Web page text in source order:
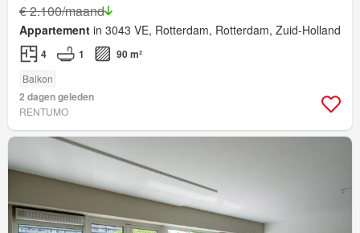
€ 2.100/maand
Appartement in 3043 VE, Rotterdam, Rotterdam, Zuid-Holland
4 1 90 m²
Balkon
2 dagen geleden
RENTUMO